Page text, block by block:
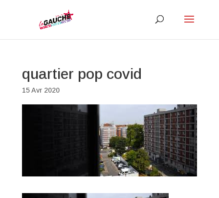
quartier pop covid
15 Avr 2020